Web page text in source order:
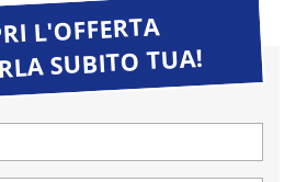
L'OFFERTA
SUBITO TUA!